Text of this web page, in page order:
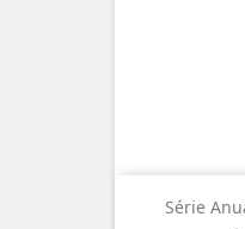
Série